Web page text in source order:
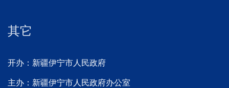
其它
开办：新疆伊宁市人民政府
主办：新疆伊宁市人民政府办公室